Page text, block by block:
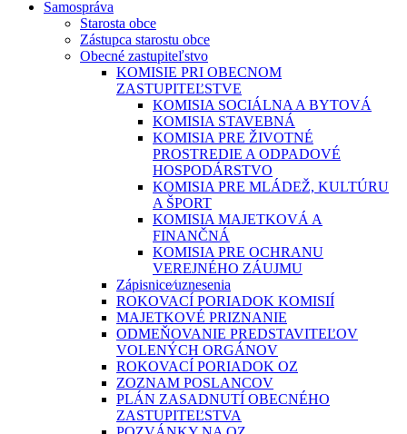
Samospráva
Starosta obce
Zástupca starostu obce
Obecné zastupiteľstvo
KOMISIE PRI OBECNOM
ZASTUPITEĽSTVE
KOMISIA SOCIÁLNA A BYTOVÁ
KOMISIA STAVEBNÁ
KOMISIA PRE ŽIVOTNÉ
PROSTREDIE A ODPADOVÉ
HOSPODÁRSTVO
KOMISIA PRE MLÁDEŽ, KULTÚRU
A ŠPORT
KOMISIA MAJETKOVÁ A
FINANČNÁ
KOMISIA PRE OCHRANU
VEREJNÉHO ZÁUJMU
Zápisnice⁄uznesenia
ROKOVACÍ PORIADOK KOMISIÍ
MAJETKOVÉ PRIZNANIE
ODMEŇOVANIE PREDSTAVITEĽOV
VOLENÝCH ORGÁNOV
ROKOVACÍ PORIADOK OZ
ZOZNAM POSLANCOV
PLÁN ZASADNUTÍ OBECNÉHO
ZASTUPITEĽSTVA